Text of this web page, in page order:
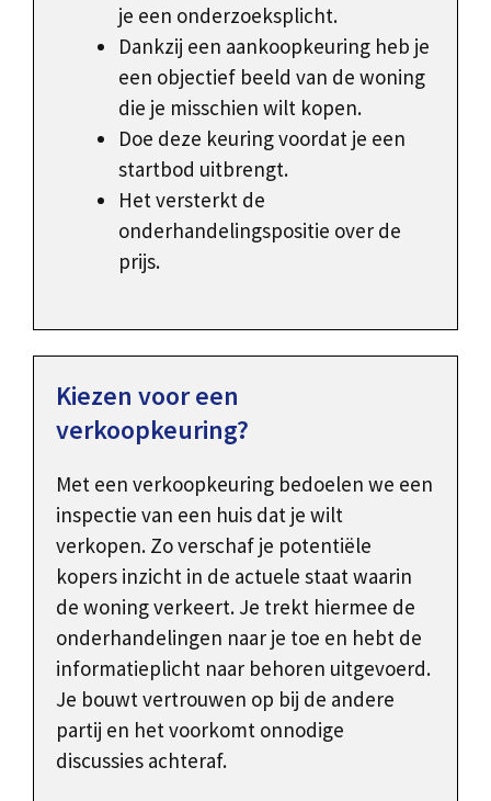
je een onderzoeksplicht.
Dankzij een aankoopkeuring heb je
een objectief beeld van de woning
die je misschien wilt kopen.
Doe deze keuring voordat je een
startbod uitbrengt.
Het versterkt de
onderhandelingspositie over de
prijs.
Kiezen voor een
verkoopkeuring?
Met een verkoopkeuring bedoelen we een
inspectie van een huis dat je wilt
verkopen. Zo verschaf je potentiële
kopers inzicht in de actuele staat waarin
de woning verkeert. Je trekt hiermee de
onderhandelingen naar je toe en hebt de
informatieplicht naar behoren uitgevoerd.
Je bouwt vertrouwen op bij de andere
partij en het voorkomt onnodige
discussies achteraf.